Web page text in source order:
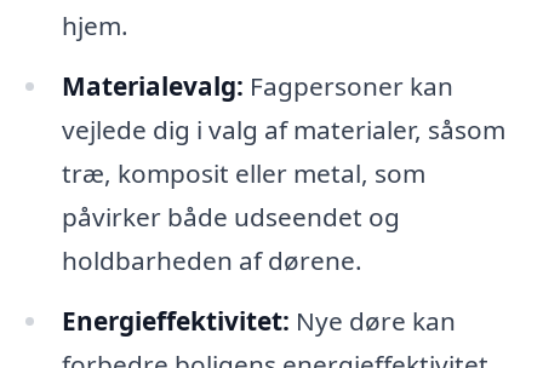
hjem.
Materialevalg: Fagpersoner kan
vejlede dig i valg af materialer, såsom
træ, komposit eller metal, som
påvirker både udseendet og
holdbarheden af dørene.
Energieffektivitet: Nye døre kan